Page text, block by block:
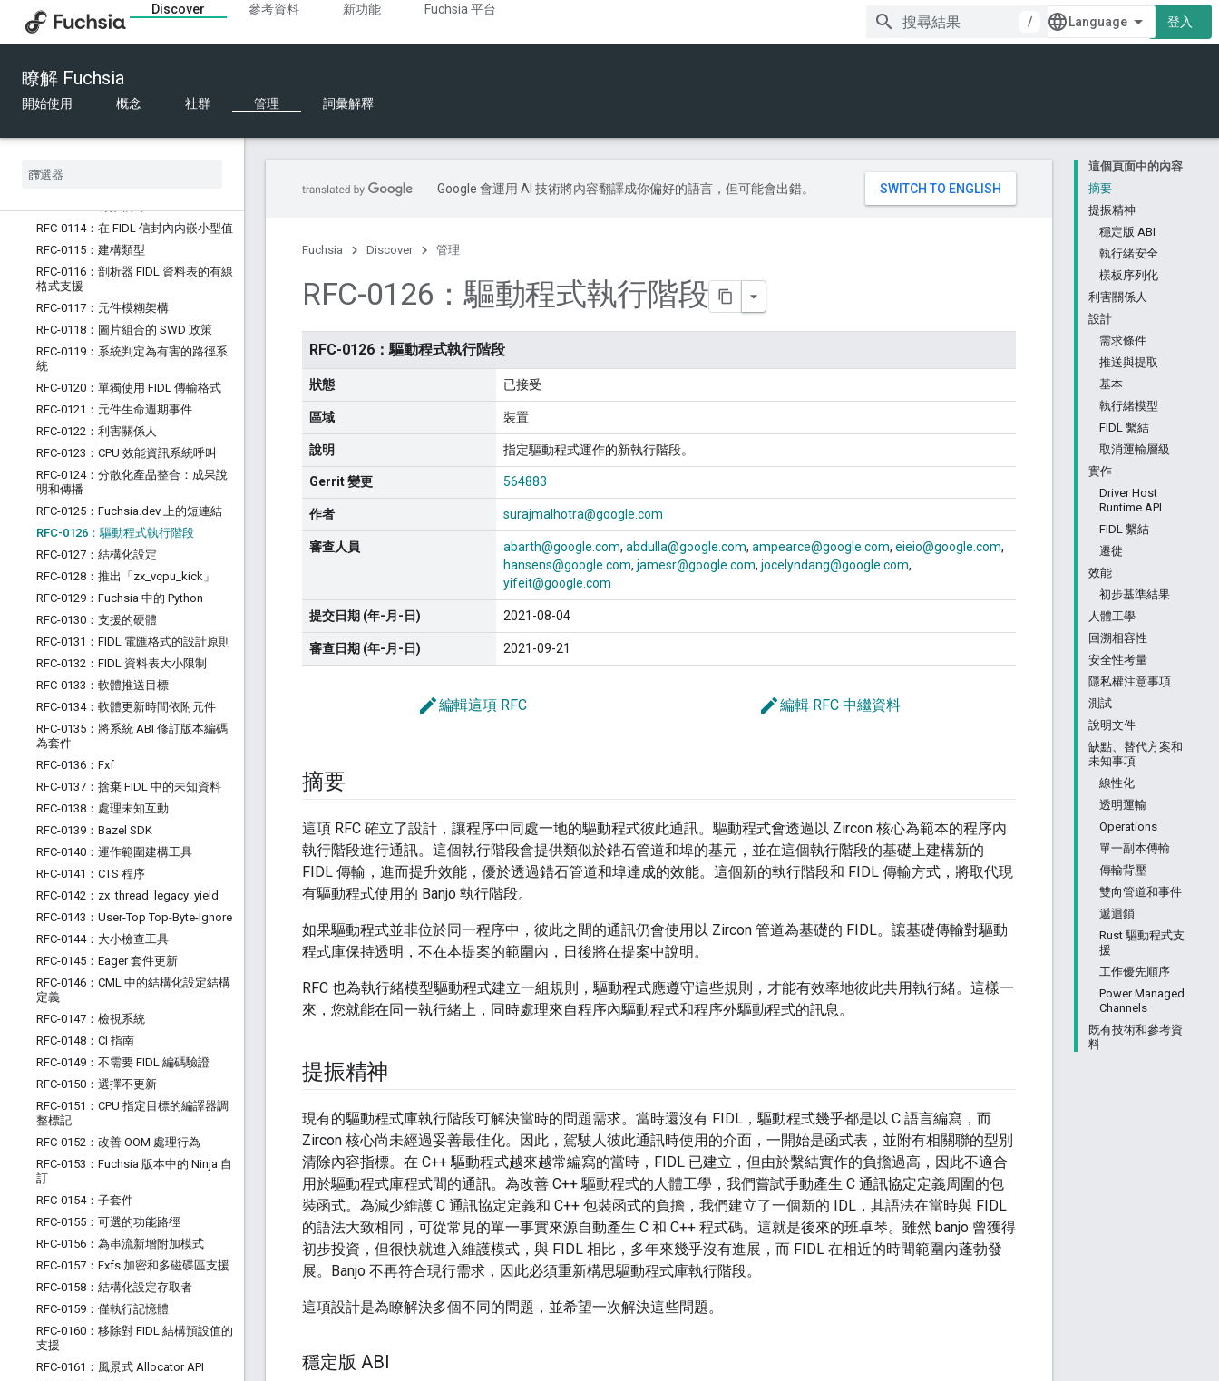
Discover 參考資料 新功能
Fuchsia 平台
/
登入
瞭解 Fuchsia
開始使用 概念 社群 管理 詞彙解釋
RFC-0105：規則運算式程式庫
RFC-0107：動態優惠
RFC-0108：元件繫結通訊協定
RFC-0110：終止重要元件並重新啟動
RFC-0112：x86 上的 ACPI 支援
RFC-0114：在 FIDL 信封內內嵌小型值
RFC-0115：建構類型
RFC-0116：剖析器 FIDL 資料表的有線
格式支援
RFC-0117：元件模糊架構
RFC-0118：圖片組合的 SWD 政策
RFC-0119：系統判定為有害的路徑系
統
RFC-0120：單獨使用 FIDL 傳輸格式
RFC-0121：元件生命週期事件
RFC-0122：利害關係人
RFC-0123：CPU 效能資訊系統呼叫
RFC-0124：分散化產品整合：成果說
明和傳播
RFC-0125：Fuchsia.dev 上的短連結
RFC-0126：驅動程式執行階段
RFC-0127：結構化設定
RFC-0128：推出「zx vcpu kick」
RFC-0129：Fuchsia 中的 Python
RFC-0130：支援的硬體
RFC-0131：FIDL 電匯格式的設計原則
RFC-0132：FIDL 資料表大小限制
RFC-0133：軟體推送目標
RFC-0134：軟體更新時間依附元件
RFC-0135：將系統 ABI 修訂版本編碼
為套件
RFC-0136：Fxf
RFC-0137：捨棄 FIDL 中的未知資料
RFC-0138：處理未知互動
RFC-0139：Bazel SDK
RFC-0140：運作範圍建構工具
RFC-0141：CTS 程序
RFC-0142：zx _thread legacy yield
RFC-0143：User-Top Top-Byte-Ignore
RFC-0144：大小檢查工具
RFC-0145：Eager 套件更新
RFC-0146：CML 中的結構化設定結構
定義
RFC-0147：檢視系統
RFC-0148：CI 指南
RFC-0149：不需要 FIDL 編碼驗證
RFC-0150：選擇不更新
RFC-0151：CPU 指定目標的編譯器調
整標記
RFC-0152：改善 OOM 處理行為
RFC-0153：Fuchsia 版本中的 Ninja 自
訂
RFC-0154：子套件
RFC-0155：可選的功能路徑
RFC-0156：為串流新增附加模式
RFC-0157：Fxfs 加密和多磁碟區支援
RFC-0158：結構化設定存取者
RFC-0159：僅執行記憶體
RFC-0160：移除對 FIDL 結構預設值的
支援
RFC-0161：風景式 Allocator API
這個頁面中的內容
摘要
提振精神
穩定版 ABI
執行緒安全
樣板序列化
利害關係人
設計
需求條件
推送與提取
基本
執行緒模型
FIDL 繫結
取消運輸層級
實作
Driver Host
Runtime API
FIDL 繫結
遷徙
效能
初步基準結果
人體工學
回溯相容性
安全性考量
隱私權注意事項
測試
說明文件
缺點、替代方案和
未知事項
線性化
透明運輸
Operations
單一副本傳輸
傳輸背壓
雙向管道和事件
遞迴鎖
Rust 驅動程式支
援
工作優先順序
Power Managed
Channels
既有技術和參考資
料
Google 會運用 AI 技術將內容翻譯成你偏好的語言，但可能會出錯。
Fuchsia Discover 管理
RFC-0126：驅動程式執行階段
RFC-0126：驅動程式執行階段
狀態 已接受
區域 裝置
說明 指定驅動程式運作的新執行階段。
Gerrit 變更 564883
作者 surajmalhotra@google.com
審查人員 abarth@google.com abdulla@google.com ampearce@google.com eieio@google.com
hansens@google.com jamesr@google.com jocelyndang@google.com
yifeit@google.com
提交日期 (年-月-日) 2021-08-04
審查日期 (年-月-日) 2021-09-21
edit編輯這項 RFC edit編輯 RFC 中繼資料
摘要
這項 RFC 確立了設計，讓程序中同處一地的驅動程式彼此通訊。驅動程式會透過以 Zircon 核心為範本的程序內
執行階段進行通訊。這個執行階段會提供類似於鋯石管道和埠的基元，並在這個執行階段的基礎上建構新的
FIDL 傳輸，進而提升效能，優於透過鋯石管道和埠達成的效能。這個新的執行階段和 FIDL 傳輸方式，將取代現
有驅動程式使用的 Banjo 執行階段。
如果驅動程式並非位於同一程序中，彼此之間的通訊仍會使用以 Zircon 管道為基礎的 FIDL。讓基礎傳輸對驅動
程式庫保持透明，不在本提案的範圍內，日後將在提案中說明。
RFC 也為執行緒模型驅動程式建立一組規則，驅動程式應遵守這些規則，才能有效率地彼此共用執行緒。這樣一
來，您就能在同一執行緒上，同時處理來自程序內驅動程式和程序外驅動程式的訊息。
提振精神
現有的驅動程式庫執行階段可解決當時的問題需求。當時還沒有 FIDL，驅動程式幾乎都是以 C 語言編寫，而
Zircon 核心尚未經過妥善最佳化。因此，駕駛人彼此通訊時使用的介面，一開始是函式表，並附有相關聯的型別
清除內容指標。在 C++ 驅動程式越來越常編寫的當時，FIDL 已建立，但由於繫結實作的負擔過高，因此不適合
用於驅動程式庫程式間的通訊。為改善 C++ 驅動程式的人體工學，我們嘗試手動產生 C 通訊協定定義周圍的包
裝函式。為減少維護 C 通訊協定定義和 C++ 包裝函式的負擔，我們建立了一個新的 IDL，其語法在當時與 FIDL
的語法大致相同，可從常見的單一事實來源自動產生 C 和 C++ 程式碼。這就是後來的班卓琴。雖然 banjo 曾獲得
初步投資，但很快就進入維護模式，與 FIDL 相比，多年來幾乎沒有進展，而 FIDL 在相近的時間範圍內蓬勃發
展。Banjo 不再符合現行需求，因此必須重新構思驅動程式庫執行階段。
這項設計是為瞭解決多個不同的問題，並希望一次解決這些問題。
穩定版 ABI